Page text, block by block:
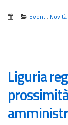
Eventi, Novità
Liguria